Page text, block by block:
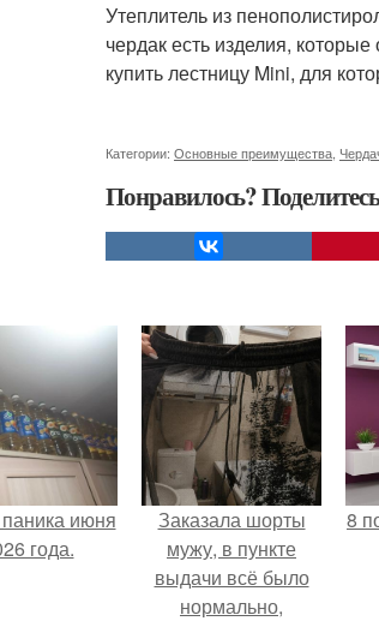
Утеплитель из
чердак есть изделия,
купить лестницу Mini, для
Категории: Основные преимущества
Понравилось?
июня
года.
Заказала шорты
мужу, в пункте
выдачи всё было
нормально,
8